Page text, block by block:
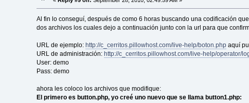
Al fin lo conseguí, después de como 6 horas buscando una codificación
dos archivos los cuales dejo a continuación junto con la url para que
URL de ejemplo: http://c_cerritos.pillowhost.com/live-help/boton.phpaquí
URL de administración: http://c_cerritos.pillowhost.com/live-help/operator/
User: demo
Pass: demo
ahora les coloco los archivos que modifique:
El primero es button.php, yo creé uno nuevo que se llama button1.php: